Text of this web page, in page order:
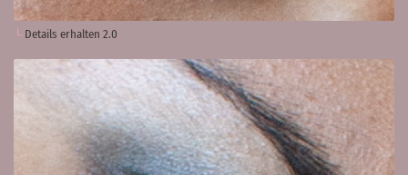
Details erhalten 2.0